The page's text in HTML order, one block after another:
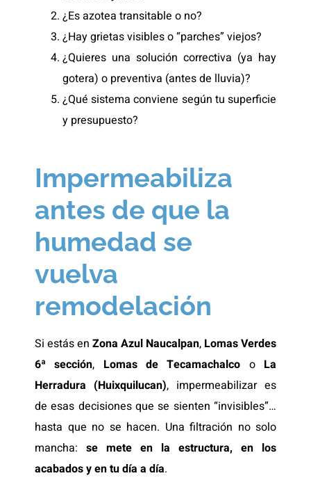
¿Es azotea transitable o no?
¿Hay grietas visibles o “parches” viejos?
¿Quieres una solución correctiva (ya hay
gotera) o preventiva (antes de lluvia)?
¿Qué sistema conviene según tu superficie
y presupuesto?
Impermeabiliza
antes de que la
humedad se
vuelva
remodelación
Si estás en Zona Azul Naucalpan, Lomas Verdes
6ª sección, Lomas de Tecamachalco o La
Herradura (Huixquilucan), impermeabilizar es
de esas decisiones que se sienten “invisibles”…
hasta que no se hacen. Una filtración no solo
mancha: se mete en la estructura, en los
acabados y en tu día a día.